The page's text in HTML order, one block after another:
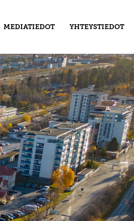
MEDIATIEDOT YHTEYSTIEDOT